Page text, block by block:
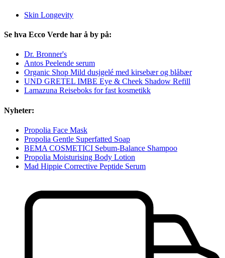
Skin Longevity
Se hva Ecco Verde har å by på:
Dr. Bronner's
Antos Peelende serum
Organic Shop Mild dusjgelé med kirsebær og blåbær
UND GRETEL IMBE Eye & Cheek Shadow Refill
Lamazuna Reiseboks for fast kosmetikk
Nyheter:
Propolia Face Mask
Propolia Gentle Superfatted Soap
BEMA COSMETICI Sebum-Balance Shampoo
Propolia Moisturising Body Lotion
Mad Hippie Corrective Peptide Serum